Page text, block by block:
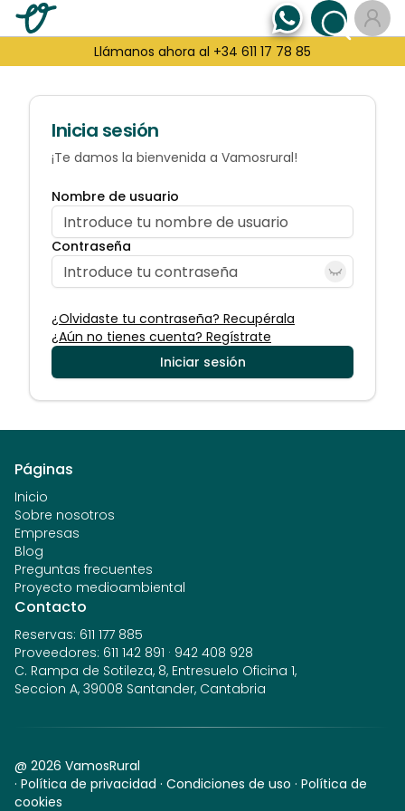
Llámanos ahora al +34 611 17 78 85
Inicia sesión
¡Te damos la bienvenida a Vamosrural!
Nombre de usuario
Contraseña
¿Olvidaste tu contraseña? Recupérala
¿Aún no tienes cuenta? Regístrate
Iniciar sesión
Páginas
Inicio
Sobre nosotros
Empresas
Blog
Preguntas frecuentes
Proyecto medioambiental
Contacto
Reservas: 611 177 885
Proveedores: 611 142 891 · 942 408 928
C. Rampa de Sotileza, 8, Entresuelo Oficina 1,
Seccion A, 39008 Santander, Cantabria
@ 2026 VamosRural
· Política de privacidad · Condiciones de uso · Política de
cookies